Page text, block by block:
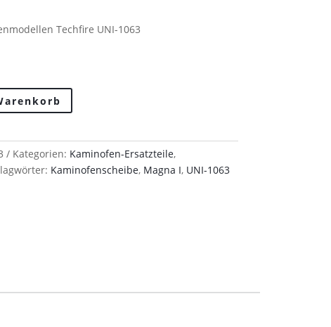
Techfire UNI-1063
Kategorien: Kaminofen-Ersatzteile,
Kaminofenscheibe, Magna I, UNI-1063